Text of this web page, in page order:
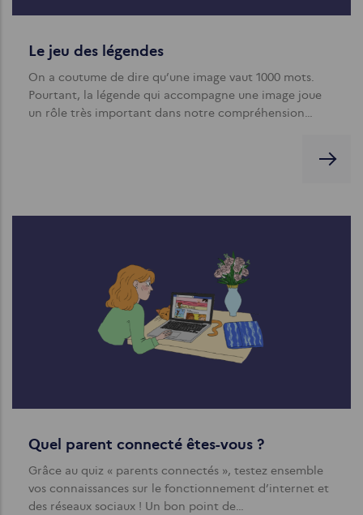
Le jeu des légendes
On a coutume de dire qu’une image vaut 1000 mots.
Pourtant, la légende qui accompagne une image joue
un rôle très important dans notre compréhension…
Quel parent connecté êtes-vous ?
Grâce au quiz « parents connectés », testez ensemble
vos connaissances sur le fonctionnement d’internet et
des réseaux sociaux ! Un bon point de…